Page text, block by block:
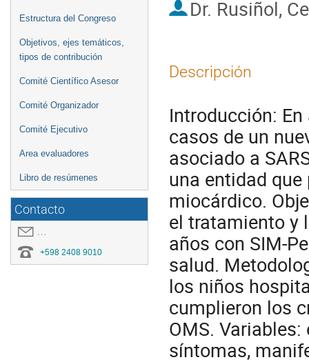
Estructura del Congreso
Objetivos, ejes temáticos,
tipos de contribución
Comité Científico Asesor
Comité Organizador
Comité Ejecutivo
Area evaluadores
Libro de resúmenes
Contacto
covid19.congresoei@gmail.com
+598 2408 9010
Dr. Rusiñol,
Descripción
Introducción:
casos de un
asociado a
una entidad
miocárdico.
el tratamiento y
años con SIM-
salud.
los niños
cumplieron los
OMS.
síntomas,